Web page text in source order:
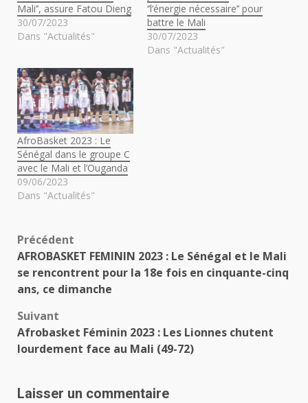
Mali’’, assure Fatou Dieng
30/07/2023
Dans "Actualités"
‘’l’énergie nécessaire’’ pour
battre le Mali
30/07/2023
Dans "Actualités"
AfroBasket 2023 : Le
Sénégal dans le groupe C
avec le Mali et l’Ouganda
09/06/2023
Dans "Actualités"
Navigation
d’article
Précédent
AFROBASKET FEMININ 2023 : Le Sénégal et le Mali
se rencontrent pour la 18e fois en cinquante-cinq
ans, ce dimanche
Suivant
Afrobasket Féminin 2023 : Les Lionnes chutent
lourdement face au Mali (49-72)
Laisser un commentaire